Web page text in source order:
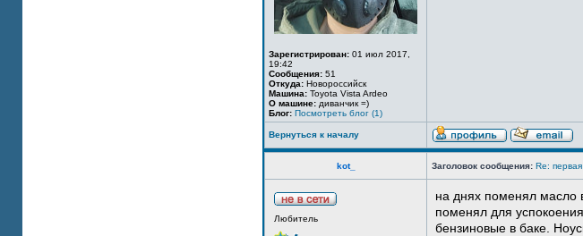
Зарегистрирован: 01 июл 2017,
19:42
Сообщения: 51
Откуда: Новороссийск
Машина: Toyota Vista Ardeo
О машине: диванчик =)
Блог: Посмотреть блог (1)
Вернуться к началу
kot_ Заголовок сообщения: Re:
Любитель
на днях поменял масло
поменял для
бензиновые в баке.